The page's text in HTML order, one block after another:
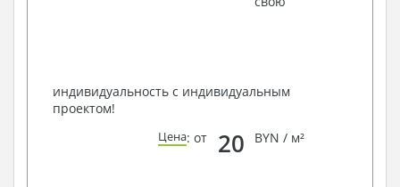
индивидуальность с индивидуальным
проектом!
Цена: от 20 BYN / м²